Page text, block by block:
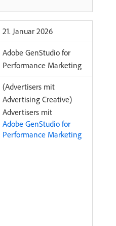
​21. Januar 2026
Adobe GenStudio for
Performance Marketing
(Advertisers mit
Advertising Creative)
Advertisers mit
Adobe GenStudio for
Performance Marketing